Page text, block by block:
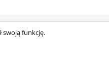
swoją funkcję.